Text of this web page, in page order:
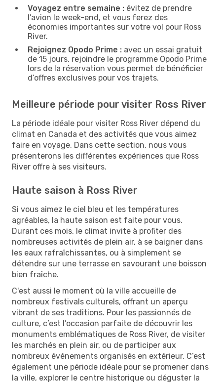
Voyagez entre semaine : évitez de prendre
l’avion le week-end, et vous ferez des
économies importantes sur votre vol pour Ross
River.
Rejoignez Opodo Prime : avec un essai gratuit
de 15 jours, rejoindre le programme Opodo Prime
lors de la réservation vous permet de bénéficier
d’offres exclusives pour vos trajets.
Meilleure période pour visiter Ross River
La période idéale pour visiter Ross River dépend du
climat en Canada et des activités que vous aimez
faire en voyage. Dans cette section, nous vous
présenterons les différentes expériences que Ross
River offre à ses visiteurs.
Haute saison à Ross River
Si vous aimez le ciel bleu et les températures
agréables, la haute saison est faite pour vous.
Durant ces mois, le climat invite à profiter des
nombreuses activités de plein air, à se baigner dans
les eaux rafraîchissantes, ou à simplement se
détendre sur une terrasse en savourant une boisson
bien fraîche.
C'est aussi le moment où la ville accueille de
nombreux festivals culturels, offrant un aperçu
vibrant de ses traditions. Pour les passionnés de
culture, c’est l’occasion parfaite de découvrir les
monuments emblématiques de Ross River, de visiter
les marchés en plein air, ou de participer aux
nombreux événements organisés en extérieur. C’est
également une période idéale pour se promener dans
la ville, explorer le centre historique ou déguster la